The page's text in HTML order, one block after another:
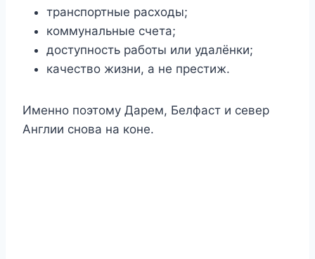
транспортные расходы;
коммунальные счета;
доступность работы или удалёнки;
качество жизни, а не престиж.
Именно поэтому Дарем, Белфаст и север
Англии снова на коне.